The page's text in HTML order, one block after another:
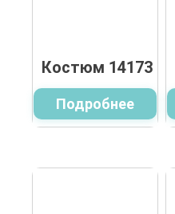
Костюм 14173
Подробнее